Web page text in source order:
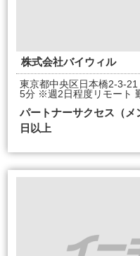
株式会社バイウィル
東京都中央区日本橋2-3-
5分 ※週2日程度リモート
パートナーサクセス（
日以上